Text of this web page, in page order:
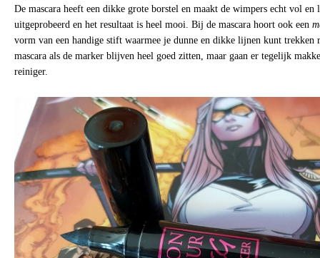
De mascara heeft een dikke grote borstel en maakt de wimpers echt vol en
uitgeprobeerd en het resultaat is heel mooi. Bij de mascara hoort ook een
vorm van een handige stift waarmee je dunne en dikke lijnen kunt trekken
mascara als de marker blijven heel goed zitten, maar gaan er tegelijk
reiniger.